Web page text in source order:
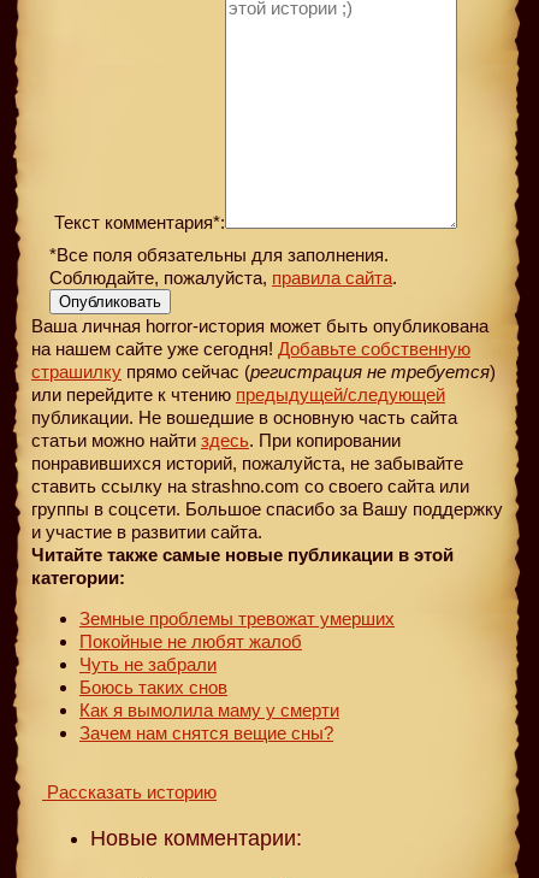
Текст комментария*:
*Все поля обязательны для заполнения.
Соблюдайте, пожалуйста, правила сайта.
Опубликовать
Ваша личная horror-история может быть опубликована
на нашем сайте уже сегодня! Добавьте собственную
страшилку прямо сейчас (регистрация не требуется)
или перейдите к чтению предыдущей/следующей
публикации. Не вошедшие в основную часть сайта
статьи можно найти здесь. При копировании
понравившихся историй, пожалуйста, не забывайте
ставить ссылку на strashno.com со своего сайта или
группы в соцсети. Большое спасибо за Вашу поддержку
и участие в развитии сайта.
Читайте также самые новые публикации в этой
категории:
Земные проблемы тревожат умерших
Покойные не любят жалоб
Чуть не забрали
Боюсь таких снов
Как я вымолила маму у смерти
Зачем нам снятся вещие сны?
Рассказать историю
Новые комментарии: